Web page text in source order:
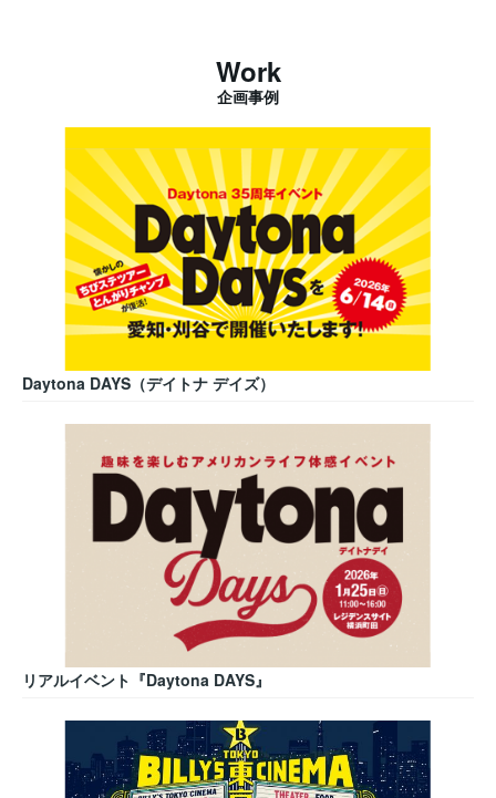
Work
企画事例
Daytona DAYS（デイトナ デイズ）
リアルイベント『Daytona DAYS』